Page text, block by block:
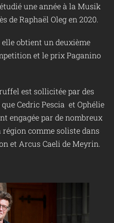
une année à la Musik
de Raphaël Oleg en 2020.
obtient un deuxième
et le prix Paganino
est sollicitée par des
Cedric Pescia et Ophélie
engagée par de nombreux
comme soliste dans
et Arcus Caeli de Meyrin.